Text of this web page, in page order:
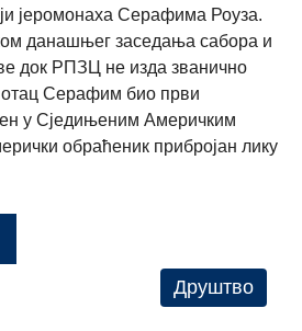
јеромонаха Серафима Роуза.
данашњег заседања сабора и
док РПЗЦ не изда званично
Серафим био први
у Сједињеним Америчким
обраћеник прибројан лику
Друштво